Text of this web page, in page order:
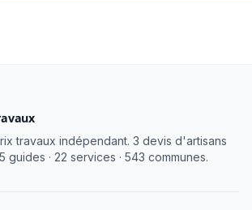
travaux indépendant. 3 devis d'artisans
· 22 services · 543 communes.